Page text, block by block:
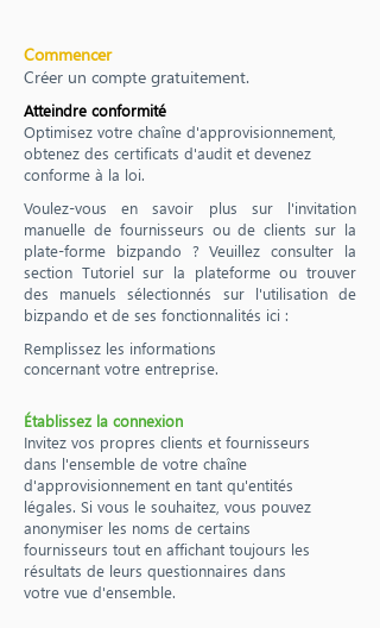
Commencer
Créer un compte gratuitement.
Atteindre conformité
Optimisez votre chaîne d'approvisionnement,
obtenez des certificats d'audit et devenez
conforme à la loi.
Voulez-vous en savoir plus sur l'invitation
manuelle de fournisseurs ou de clients sur la
plate-forme bizpando ? Veuillez consulter la
section Tutoriel sur la plateforme ou trouver
des manuels sélectionnés sur l'utilisation de
bizpando et de ses fonctionnalités ici :
Remplissez les informations
concernant votre entreprise.
Établissez la connexion
Invitez vos propres clients et fournisseurs
dans l'ensemble de votre chaîne
d'approvisionnement en tant qu'entités
légales. Si vous le souhaitez, vous pouvez
anonymiser les noms de certains
fournisseurs tout en affichant toujours les
résultats de leurs questionnaires dans
votre vue d'ensemble.